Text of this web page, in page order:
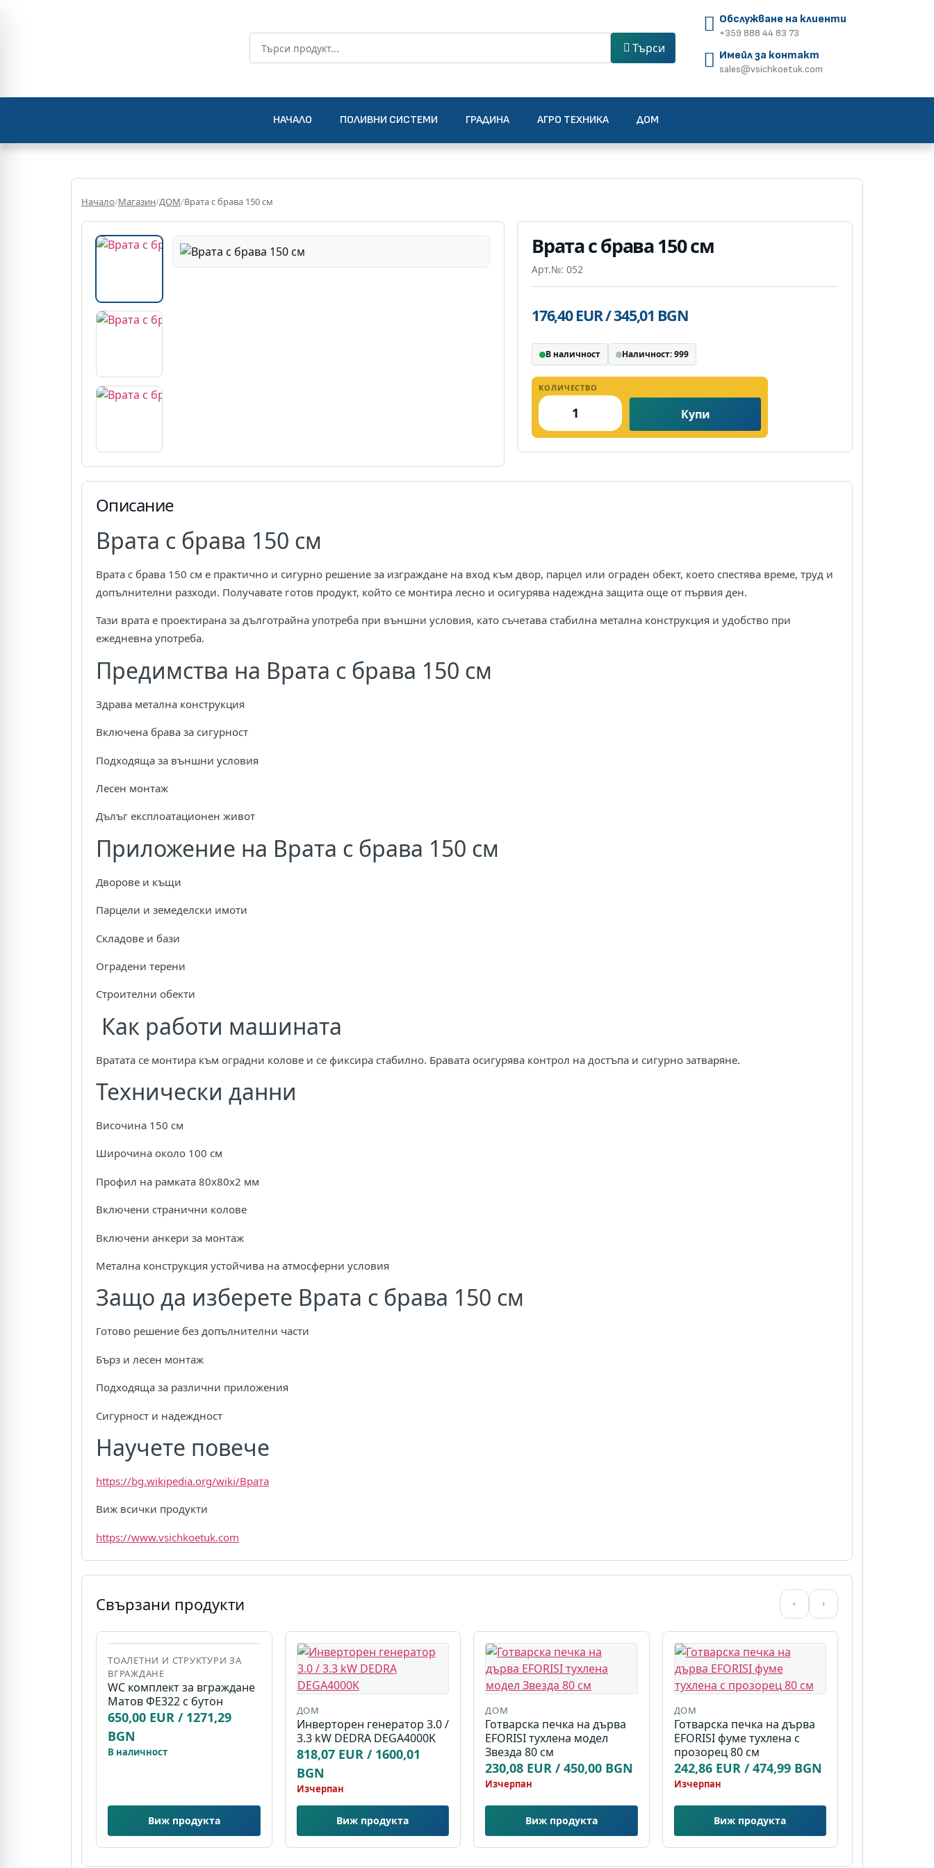
Търси
Обслужване на клиенти
+359 888 44 83 73
Имейл за контакт
sales@vsichkoetuk.com
НАЧАЛО ПОЛИВНИ СИСТЕМИ ГРАДИНА АГРО ТЕХНИКА ДОМ
Начало/Магазин/ДОМ/Врата с брава 150 см
Врата с брава 150 см
Арт.№: 052
176,40 EUR / 345,01 BGN
В наличност Наличност: 999
КОЛИЧЕСТВО
Купи
Описание
Врата с брава 150 см
Врата с брава 150 см е практично и сигурно решение за изграждане на вход към двор, парцел или ограден обект, което спестява време, труд и
допълнителни разходи. Получавате готов продукт, който се монтира лесно и осигурява надеждна защита още от първия ден.
Тази врата е проектирана за дълготрайна употреба при външни условия, като съчетава стабилна метална конструкция и удобство при
ежедневна употреба.
Предимства на Врата с брава 150 см
Здрава метална конструкция
Включена брава за сигурност
Подходяща за външни условия
Лесен монтаж
Дълъг експлоатационен живот
Приложение на Врата с брава 150 см
Дворове и къщи
Парцели и земеделски имоти
Складове и бази
Оградени терени
Строителни обекти
Как работи машината
Вратата се монтира към оградни колове и се фиксира стабилно. Бравата осигурява контрол на достъпа и сигурно затваряне.
Технически данни
Височина 150 см
Широчина около 100 см
Профил на рамката 80x80x2 мм
Включени странични колове
Включени анкери за монтаж
Метална конструкция устойчива на атмосферни условия
Защо да изберете Врата с брава 150 см
Готово решение без допълнителни части
Бърз и лесен монтаж
Подходяща за различни приложения
Сигурност и надеждност
Научете повече
https://bg.wikipedia.org/wiki/Врата
Виж всички продукти
https://www.vsichkoetuk.com
Свързани продукти
ТОАЛЕТНИ И СТРУКТУРИ ЗА
ВГРАЖДАНЕ
WC комплект за вграждане
Матов ФЕ322 с бутон
650,00 EUR / 1271,29
BGN
В наличност
Виж продукта
ДОМ
Инверторен генератор 3.0 /
3.3 kW DEDRA DEGA4000K
818,07 EUR / 1600,01
BGN
Изчерпан
Виж продукта
ДОМ
Готварска печка на дърва
EFORISI тухлена модел
Звезда 80 см
230,08 EUR / 450,00 BGN
Изчерпан
Виж продукта
ДОМ
Готварска печка на дърва
EFORISI фуме тухлена с
прозорец 80 см
242,86 EUR / 474,99 BGN
Изчерпан
Виж продукта